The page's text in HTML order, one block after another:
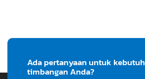
Ada pertanyaan untuk
timbangan Anda?